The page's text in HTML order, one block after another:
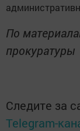
По
прокуратуры
Следите за
Telegram-